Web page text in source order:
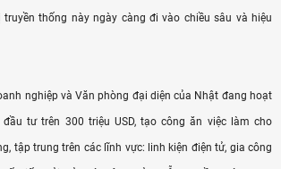
thống này ngày càng đi vào chiều sâu và hiệu
nghiệp và Văn phòng đại diện của Nhật đang hoạt
tư trên 300 triệu USD, tạo công ăn việc làm cho
tập trung trên các lĩnh vực: linh kiện điện tử, gia công